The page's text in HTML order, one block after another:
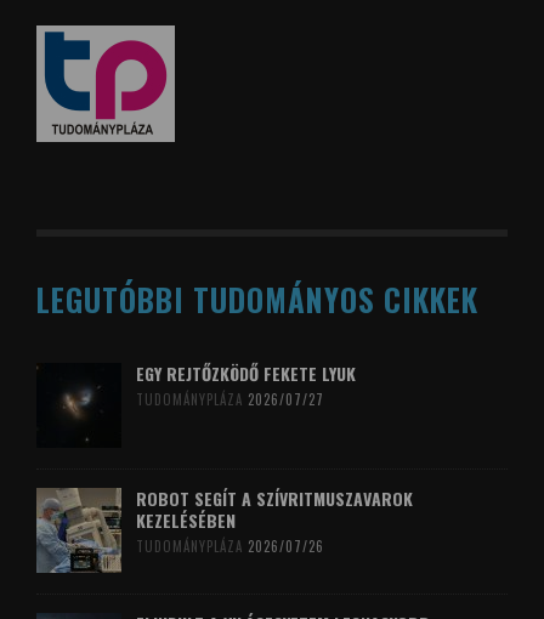
LEGUTÓBBI TUDOMÁNYOS CIKKEK
EGY REJTŐZKÖDŐ FEKETE LYUK
TUDOMÁNYPLÁZA 2026/07/27
ROBOT SEGÍT A SZÍVRITMUSZAVAROK
KEZELÉSÉBEN
TUDOMÁNYPLÁZA 2026/07/26